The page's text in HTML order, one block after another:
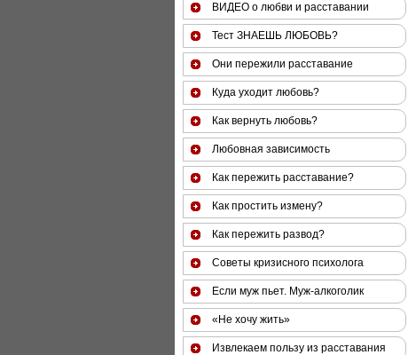
ВИДЕО о любви и расставании
Тест ЗНАЕШЬ ЛЮБОВЬ?
Они пережили расставание
Куда уходит любовь?
Как вернуть любовь?
Любовная зависимость
Как пережить расставание?
Как простить измену?
Как пережить развод?
Советы кризисного психолога
Если муж пьет. Муж-алкоголик
«Не хочу жить»
Извлекаем пользу из расставания